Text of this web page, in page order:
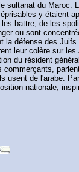
du
y étaient
battre, de les
ou sont
défense des
leur colère sur
du résident
de l'arabe.
nationale,